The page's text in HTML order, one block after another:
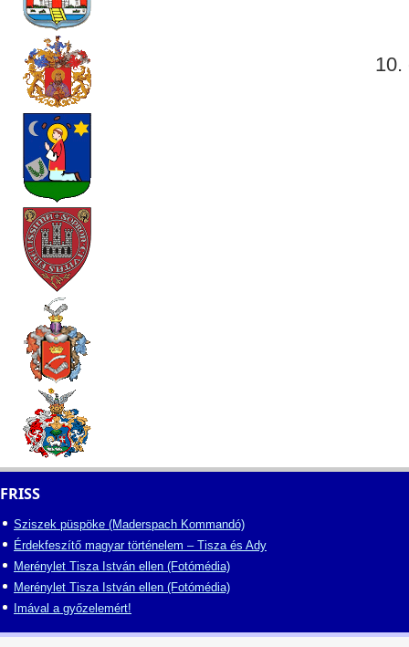
10.
FRISS
Sziszek püspöke (Maderspach Kommandó)
Érdekfeszítő magyar történelem – Tisza és Ady
Merénylet Tisza István ellen (Fotómédia)
Merénylet Tisza István ellen (Fotómédia)
Imával a győzelemért!